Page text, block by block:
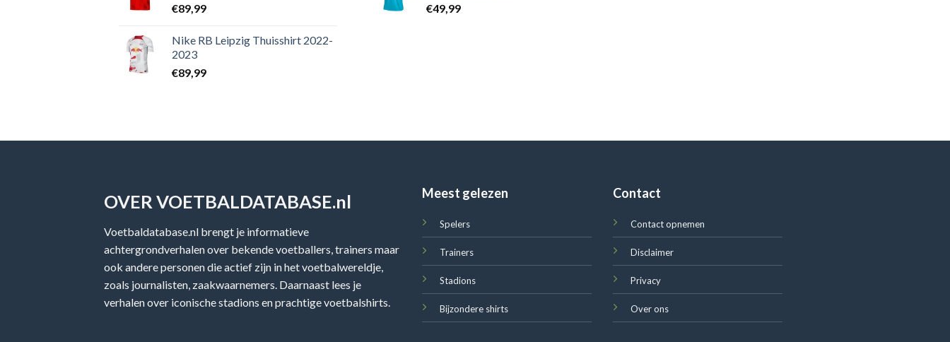
€89,99
Nike RB Leipzig Thuisshirt 2022-
2023
€89,99
€49,99
OVER VOETBALDATABASE.nl
Voetbaldatabase.nl brengt je informatieve
achtergrondverhalen over bekende voetballers, trainers maar
ook andere personen die actief zijn in het voetbalwereldje,
zoals journalisten, zaakwaarnemers. Daarnaast lees je
verhalen over iconische stadions en prachtige voetbalshirts.
Meest gelezen
Spelers
Trainers
Stadions
Bijzondere shirts
Contact
Contact opnemen
Disclaimer
Privacy
Over ons